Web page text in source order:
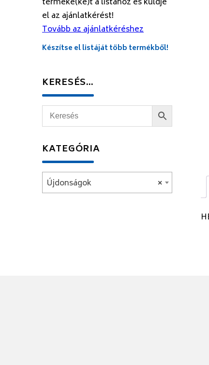
el az ajánlatkérést!
Tovább az ajánlatkéréshez
Készítse el listáját több termékből!
KERESÉS…
KATEGÓRIA
×
Újdonságok